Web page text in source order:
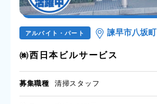
アルバイト・パート 諫早市八坂町
㈱西日本ビルサービス
募集職種 清掃スタッフ